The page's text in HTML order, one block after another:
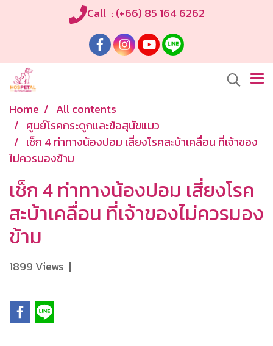
Call : (+66) 85 164 6262
Home
All contents
ศูนย์โรคกระดูกและข้อสุนัขแมว
เช็ก 4 ท่าทางน้องปอม เสี่ยงโรคสะบ้าเคลื่อน ที่เจ้าของ
ไม่ควรมองข้าม
เช็ก 4 ท่าทางน้องปอม เสี่ยงโรค
สะบ้าเคลื่อน ที่เจ้าของไม่ควรมอง
ข้าม
1899 Views |